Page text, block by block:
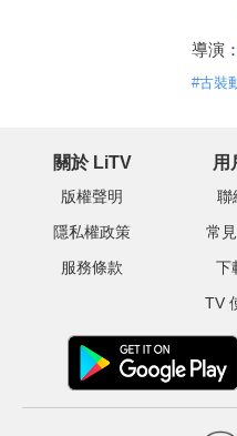
導演：
#古裝
關於 LiTV
版權聲明
隱私權政策
服務條款
用
聯
常
下
TV